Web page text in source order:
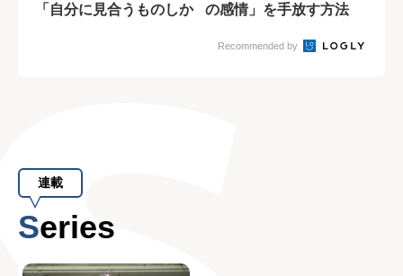
「自分に見合うものしか
の感情」を手放す方法
Recommended by
連載
Series